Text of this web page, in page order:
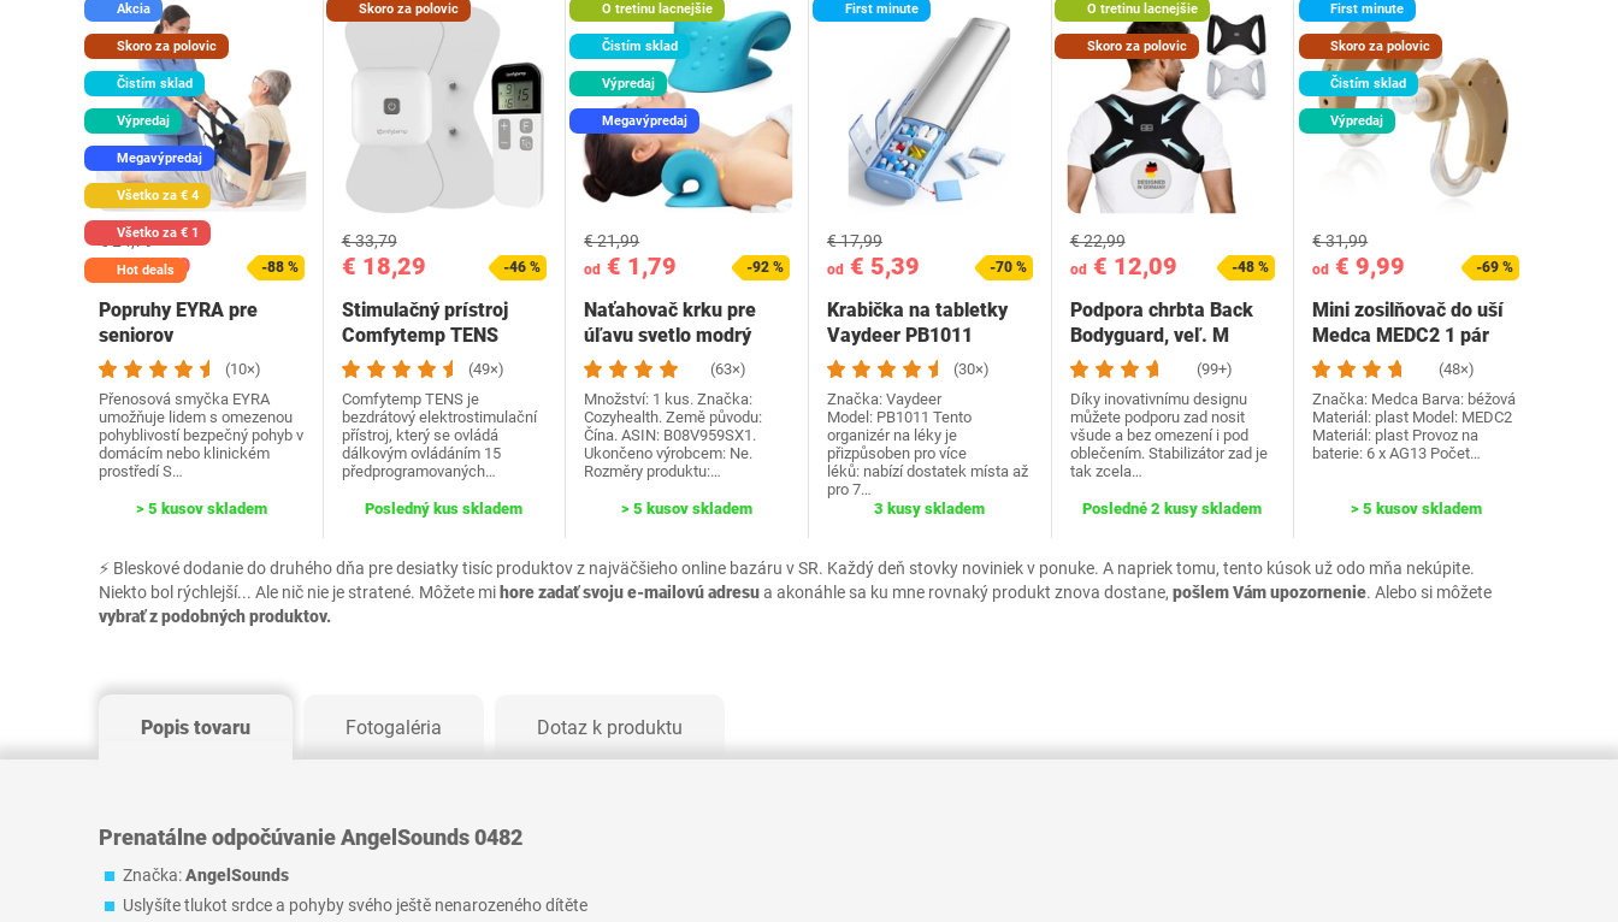
⚡ Bleskové dodanie do druhého dňa pre desiatky tisíc produktov z najväčšieho online bazáru v SR. Každý deň stovky noviniek v ponuke. A napriek tomu, tento kúsok už odo mňa nekúpite.
Niekto bol rýchlejší... Ale nič nie je stratené. Môžete mihore zadať svoju e-mailovú adresua akonáhle sa ku mne rovnaký produkt znova dostane, pošlem Vám upozornenie. Alebo si môžete
vybrať z podobných produktov.
Akcia
Skoro za polovic
Čistím sklad
Výpredaj
Megavýpredaj
Všetko za € 4
Všetko za € 1
Hot deals
€ 2,99
€ 24,79
-88 %
Popruhy ‎EYRA pre
seniorov
(10×)
Přenosová smyčka EYRA
umožňuje lidem s omezenou
pohyblivostí bezpečný pohyb v
domácím nebo klinickém
prostředí S…
> 5 kusov skladem
Skoro za polovic
€ 18,29
€ 33,79
-46 %
Stimulačný prístroj
Comfytemp TENS
(49×)
Comfytemp TENS je
bezdrátový elektrostimulační
přístroj, který se ovládá
dálkovým ovládáním 15
předprogramovaných…
Posledný kus skladem
O tretinu lacnejšie
Čistím sklad
Výpredaj
Megavýpredaj
od € 1,79
€ 21,99
-92 %
Naťahovač krku pre
úľavu svetlo modrý
(63×)
Množství: 1 kus. Značka:
Cozyhealth. Země původu:
Čína. ASIN: B08V959SX1.
Ukončeno výrobcem: Ne.
Rozměry produktu:…
> 5 kusov skladem
First minute
od€ 5,39
€ 17,99
-70 %
Krabička na tabletky
Vaydeer PB1011
(30×)
Značka: Vaydeer
Model: PB1011 Tento
organizér na léky je
přizpůsoben pro více
léků: nabízí dostatek místa až
pro 7…
3 kusy skladem
O tretinu lacnejšie
Skoro za polovic
od€ 12,09
€ 22,99
-48 %
Podpora chrbta Back
Bodyguard, veľ. M
(99+)
Díky inovativnímu designu
můžete podporu zad nosit
všude a bez omezení i pod
oblečením. Stabilizátor zad je
tak zcela…
Posledné 2 kusy skladem
First minute
Skoro za polovic
Čistím sklad
Výpredaj
od € 9,99
€ 31,99
-69 %
Mini zosilňovač do uší
Medca MEDC2 1 pár
(48×)
Značka: Medca Barva: béžová
Materiál: plast Model: MEDC2
Materiál: plast Provoz na
baterie: 6 x AG13 Počet…
> 5 kusov skladem
Popis tovaru Fotogaléria Dotaz k produktu
Prenatálne odpočúvanie AngelSounds 0482
Značka:AngelSounds
Uslyšíte tlukot srdce a pohyby svého ještě nenarozeného dítěte